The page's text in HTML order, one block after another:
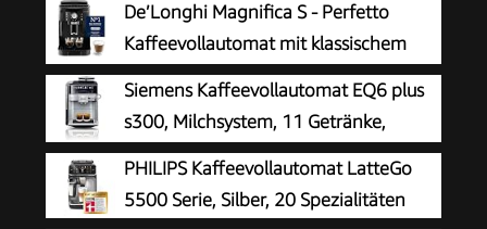
De’Longhi Magnifica S - Perfetto
Kaffeevollautomat mit klassischem
Milchaufschäumer, Espresso- und
Cappuccino Kaffeemaschine, Bedienfeld mit
Tasten, Schwarz (ECAM11.112.B)
Siemens Kaffeevollautomat EQ6 plus
s300, Milchsystem, 11 Getränke,
automatische Reinigung des
Milchsystems, Keramikmahlwerk, großes
Touchdisplay, Silber, TE653501DE
PHILIPS Kaffeevollautomat LatteGo
5500 Serie, Silber, 20 Spezialitäten